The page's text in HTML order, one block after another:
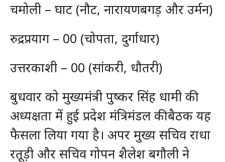
चमोली – घाट (नौट, नारायणबगड़ और उर्मन)
रुद्रप्रयाग – 00 (चोपता, दुर्गाधार)
उत्तरकाशी – 00 (सांकरी, धौतरी)
बुधवार को मुख्यमंत्री पुष्कर सिंह धामी की
अध्यक्षता में हुई प्रदेश मंत्रिमंडल की बैठक यह
फैसला लिया गया है। अपर मुख्य सचिव राधा
रतूड़ी और सचिव गोपन शैलेश बगौली ने